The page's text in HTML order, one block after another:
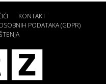
KONTAKT
PODATAKA (GDPR)